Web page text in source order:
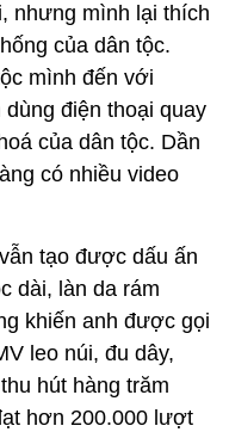
nhưng mình lại thích
của dân tộc.
mình đến với
điện thoại quay
của dân tộc. Dần
có nhiều video
tạo được dấu ấn
dài, làn da rám
khiến anh được gọi
leo núi, đu dây,
hút hàng trăm
hơn 200.000 lượt